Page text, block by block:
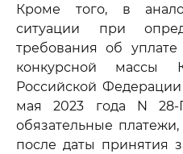
Кроме того, в
ситуации при
требования об
конкурсной массы
Российской
мая 2023 года N
обязательные
после даты принятия